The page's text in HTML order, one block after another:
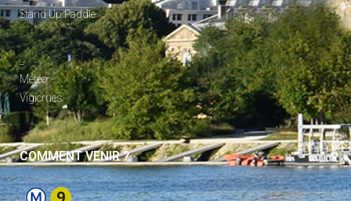
Stand Up Paddle
_
Météo
Vigicrues
COMMENT VENIR ?